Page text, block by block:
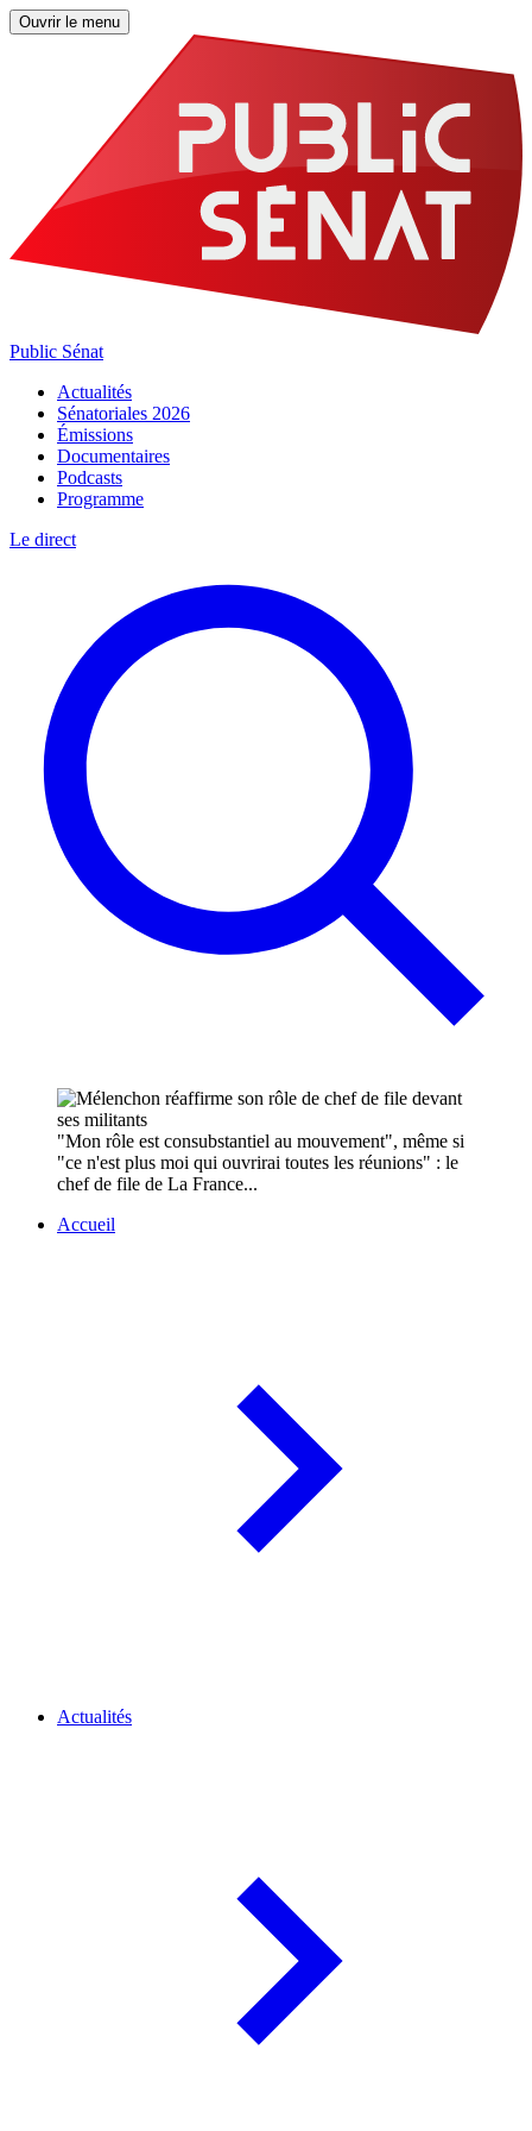
Ouvrir le menu
Public Sénat
Actualités
Sénatoriales 2026
Émissions
Documentaires
Podcasts
Programme
Le direct
"Mon rôle est consubstantiel au mouvement", même si
"ce n'est plus moi qui ouvrirai toutes les réunions" : le
chef de file de La France...
Accueil
Actualités